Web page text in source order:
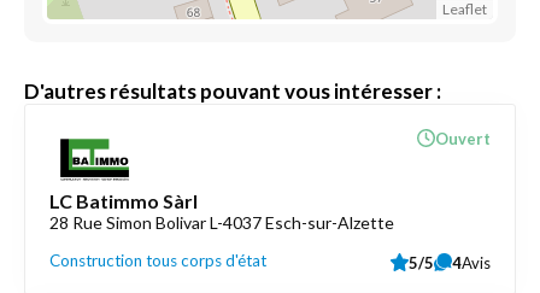
Leaflet
D'autres résultats pouvant vous intéresser :
LC Batimmo Sàrl
28 Rue Simon Bolivar L-4037 Esch-sur-Alzette
Construction tous corps d'état
Ouvert
5/5 4Avis